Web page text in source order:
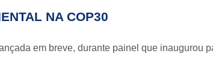
NA COP30
em breve, durante painel que inaugurou